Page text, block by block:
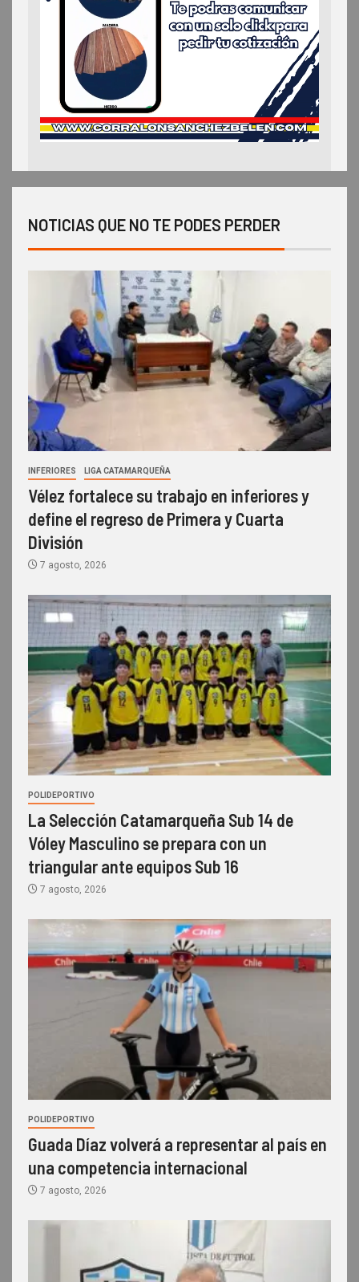
NOTICIAS QUE NO TE PODES PERDER
INFERIORES LIGA CATAMARQUEÑA
Vélez fortalece su trabajo en inferiores y
define el regreso de Primera y Cuarta
División
7 agosto, 2026
POLIDEPORTIVO
La Selección Catamarqueña Sub 14 de
Vóley Masculino se prepara con un
triangular ante equipos Sub 16
7 agosto, 2026
POLIDEPORTIVO
Guada Díaz volverá a representar al país en
una competencia internacional
7 agosto, 2026